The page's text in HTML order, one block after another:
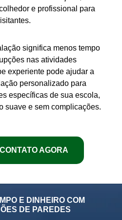
e profissional para
significa menos tempo
nas atividades
experiente pode ajudar a
personalizado para
específicas de sua escola,
suave e sem complicações.
AGORA
E DINHEIRO COM
DE PAREDES